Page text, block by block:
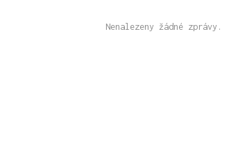
Nenalezeny žádné zprávy.